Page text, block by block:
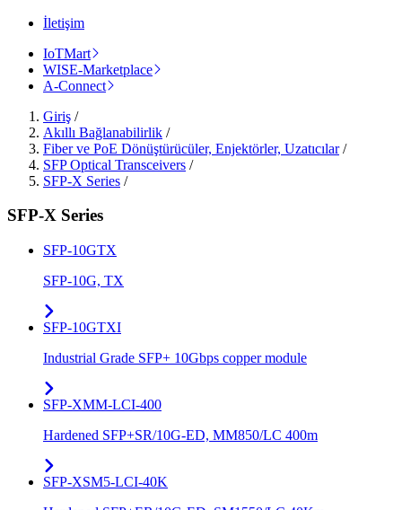
İletişim
IoTMart
WISE-Marketplace
A-Connect
Giriş /
Akıllı Bağlanabilirlik /
Fiber ve PoE Dönüştürücüler, Enjektörler, Uzatıcılar/
SFP Optical Transceivers /
SFP-X Series /
SFP-X Series
SFP-10GTX
SFP-10G, TX
SFP-10GTXI
Industrial Grade SFP+ 10Gbps copper module
SFP-XMM-LCI-400
Hardened SFP+SR/10G-ED, MM850/LC 400m
SFP-XSM5-LCI-40K